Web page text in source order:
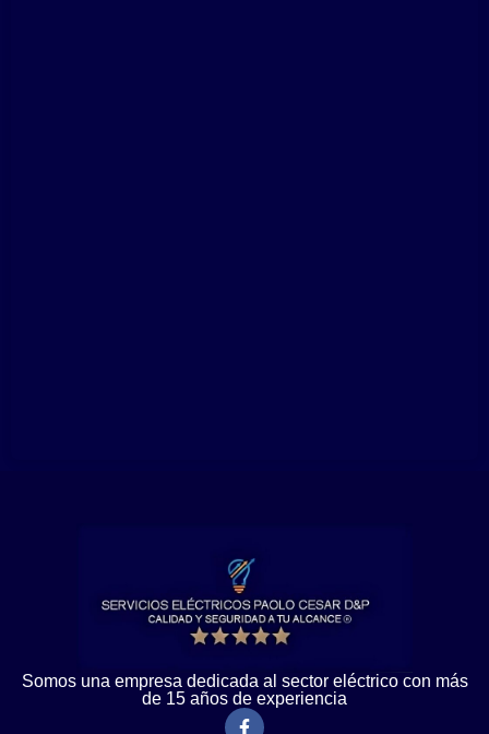
Somos una empresa dedicada al sector eléctrico con más
de 15 años de experiencia